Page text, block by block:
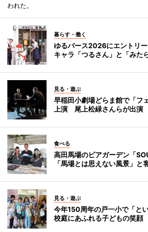
われた。
暮らす・働く
ゆるバース2026にエントリ
キャラ「つるさん」と「みた
見る・遊ぶ
早稲田小劇場どらま館で「フ
上演 尾上松緑さんらが出演
食べる
高田馬場のビアガーデン「
「馬場とは思えない風景」と
見る・遊ぶ
今年150周年の戸一小で「と
校庭にあふれる子どもの笑顔